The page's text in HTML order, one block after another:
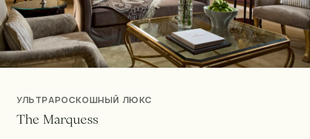
УЛЬТРАРОСКОШНЫЙ ЛЮКС
The Marquess